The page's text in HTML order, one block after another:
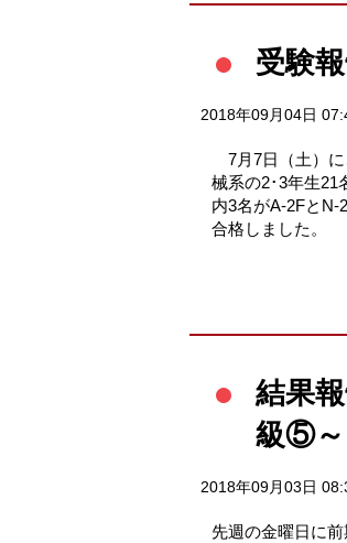
受験
2018年09月04日
7月7日（土）
械系の2･3年生
内3名がA-2Fと
合格しました。
結果
級⑤～
2018年09月03日
先週の金曜日に